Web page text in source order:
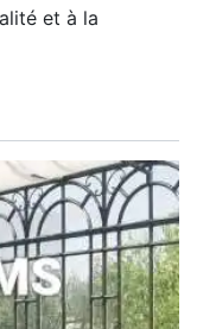
et à la